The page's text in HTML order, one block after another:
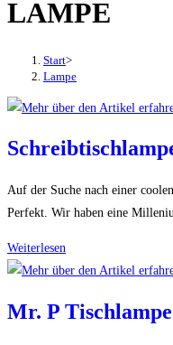
den
das
aus-
einzuklappen
LAMPE
Start>
Lampe
Auf der Suche nach einer
Perfekt. Wir haben eine
Weiterlesen
„Milleniumfalke“
Mr. P Tischlampe